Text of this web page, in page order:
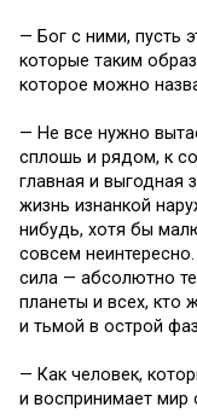
— Бог с ними, пусть
которые таким
которое можно
— Не все нужно
сплошь и рядом, к
главная и выгодная
жизнь изнанкой
нибудь, хотя бы
совсем
сила — абсолютно
планеты и всех, кто
и тьмой в острой
— Как человек,
и воспринимает мир